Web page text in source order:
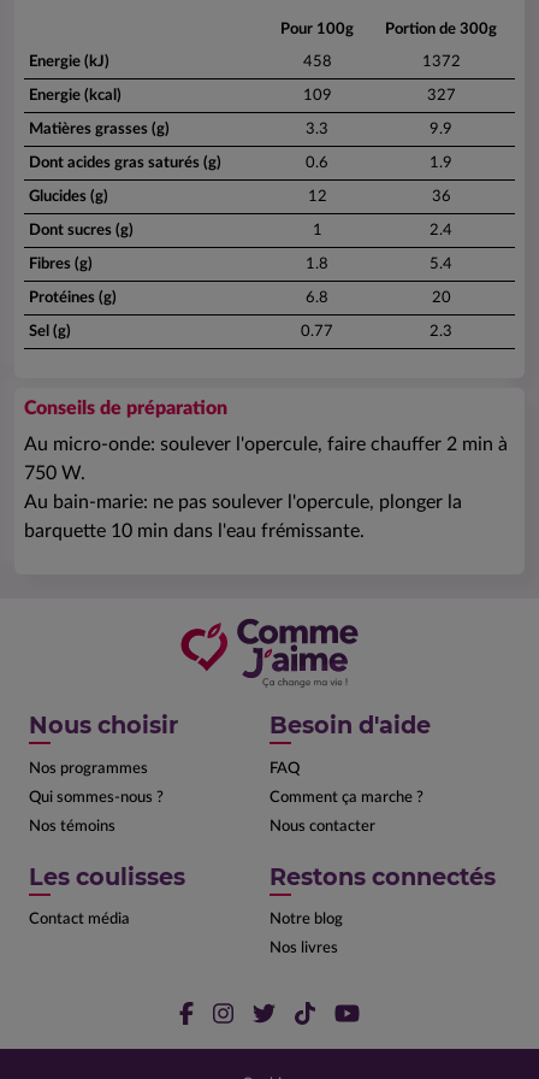
Pour 100g Portion de 300g
Energie (kJ) 458 1372
Energie (kcal) 109 327
Matières grasses (g) 3.3 9.9
Dont acides gras saturés (g) 0.6 1.9
Glucides (g) 12 36
Dont sucres (g) 1 2.4
Fibres (g) 1.8 5.4
Protéines (g) 6.8 20
Sel (g) 0.77 2.3
Conseils de préparation
Au micro-onde: soulever l'opercule, faire chauffer 2 min à
750 W.
Au bain-marie: ne pas soulever l'opercule, plonger la
barquette 10 min dans l'eau frémissante.
Nous choisir
Nos programmes
Qui sommes-nous ?
Nos témoins
Besoin d'aide
FAQ
Comment ça marche ?
Nous contacter
Les coulisses
Contact média
Restons connectés
Notre blog
Nos livres